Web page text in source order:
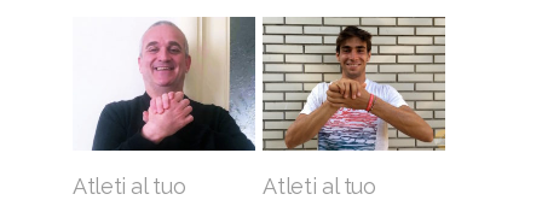
Atleti al tuo
Atleti al tuo